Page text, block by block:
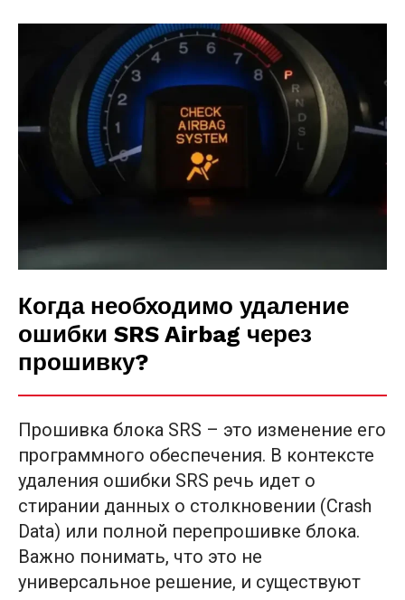
Когда необходимо удаление
ошибки SRS Airbag через
прошивку?
Прошивка блока SRS – это изменение его
программного обеспечения. В контексте
удаления ошибки SRS речь идет о
стирании данных о столкновении (Crash
Data) или полной перепрошивке блока.
Важно понимать, что это не
универсальное решение, и существуют